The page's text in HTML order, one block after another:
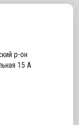
р-он
15 А